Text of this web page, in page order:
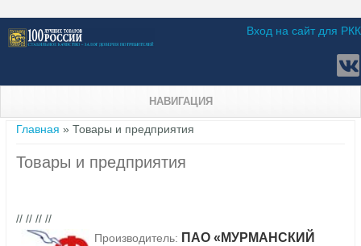
Вход на сайт для РКК
НАВИГАЦИЯ
Вы здесь
Главная » Товары и предприятия
Товары и предприятия
// // // //
Производитель: ПАО «МУРМАНСКИЙ